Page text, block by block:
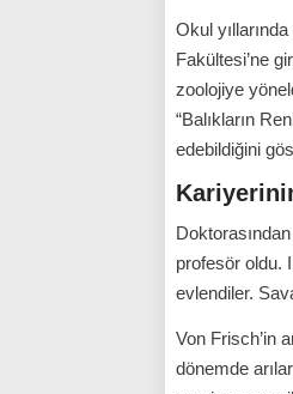
Okul
Fakültesi’ne
zoolojiye
“Balıkların
edebildiğini
profesör oldu.
evlendiler.
Von Frisch’in
dönemde